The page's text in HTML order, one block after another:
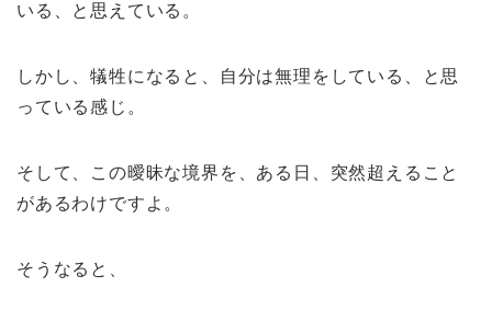
いる、と思えている。
しかし、犠牲になると、自分は無理をしている、と思
っている感じ。
そして、この曖昧な境界を、ある日、突然超えること
があるわけですよ。
そうなると、